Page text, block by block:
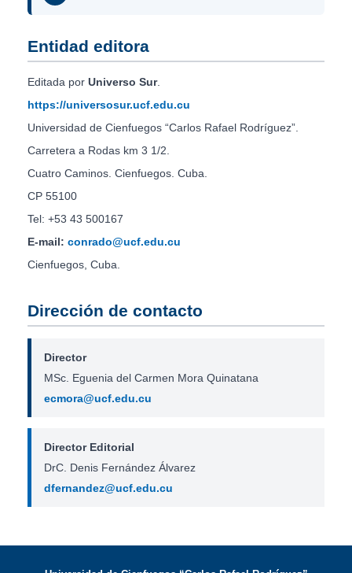
Entidad editora
Editada por Universo Sur.
https://universosur.ucf.edu.cu
Universidad de Cienfuegos “Carlos Rafael Rodríguez”.
Carretera a Rodas km 3 1/2.
Cuatro Caminos. Cienfuegos. Cuba.
CP 55100
Tel: +53 43 500167
E-mail: conrado@ucf.edu.cu
Cienfuegos, Cuba.
Dirección de contacto
Director
MSc. Eguenia del Carmen Mora Quinatana
ecmora@ucf.edu.cu
Director Editorial
DrC. Denis Fernández Álvarez
dfernandez@ucf.edu.cu